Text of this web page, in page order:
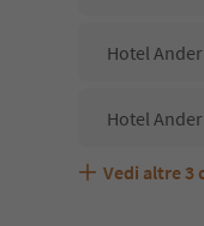
Hotel
Hotel
Hotel
Quali
Gli ospiti di
Vedi altre 3